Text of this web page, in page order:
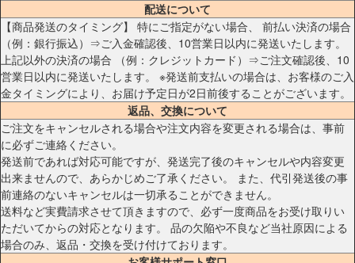
配送について
【商品発送のタイミング】 特にご指定がない場合、 前払い決済の場合
（例：銀行振込）⇒ご入金確認後、10営業日以内に発送いたします。
上記以外の決済の場合 （例：クレジットカード）⇒ご注文確認後、10
営業日以内に発送いたします。 ※発送前支払いの場合は、お客様のご入
金タイミングにより、お届け予定日が2日前後することがございます。
返品、交換について
ご注文をキャンセルされる場合や注文内容を変更される場合は、事前
に必ずご連絡ください。
発送前であれば対応可能ですが、発送完了後のキャンセルや内容変更
出来ませんので、あらかじめご了承ください。 また、代引発送後の事
前連絡のないキャンセルは一切承ることができません。
送料など実費請求させて頂きますので、必ず一度商品をお受け取りい
ただいてからの対応となります。 品の欠陥や不良など当社原因による
場合のみ、返品・交換を受け付けております。